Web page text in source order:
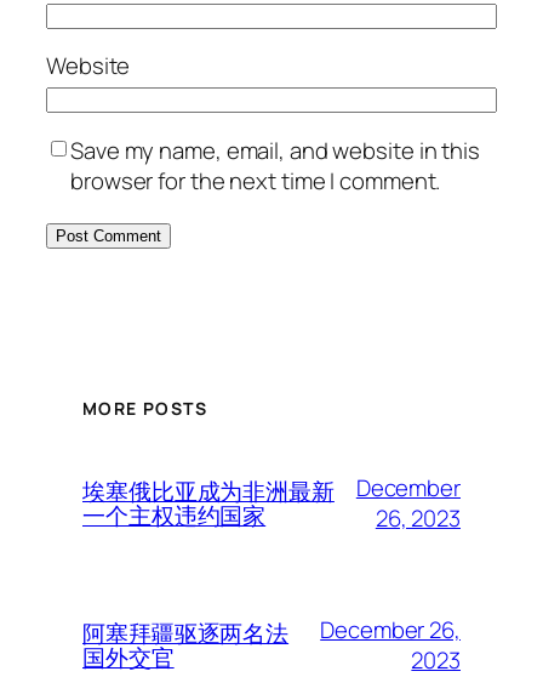
Website
Save my name, email, and website in this
browser for the next time I comment.
MORE POSTS
埃塞俄比亚成为非洲最新
一个主权违约国家
December
26, 2023
阿塞拜疆驱逐两名法
国外交官
December 26,
2023